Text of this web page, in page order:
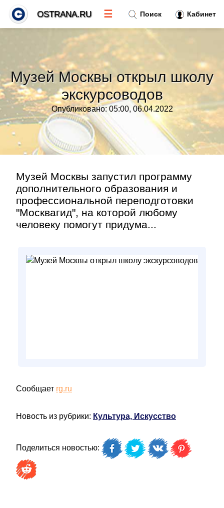
Музей Москвы открыл школу
экскурсоводов
Опубликовано: 05:00, 06.04.2022
Музей Москвы запустил программу
дополнительного образования и
профессиональной переподготовки
"Москвагид", на которой любому
человеку помогут придума...
Сообщает rg.ru
Новость из рубрики: Культура, Искусство
Поделиться новостью:
Поиск Кабинет
OSTRANA.RU ☰
Тренды новостей»
Рубрики»
Правила»
Контакт »